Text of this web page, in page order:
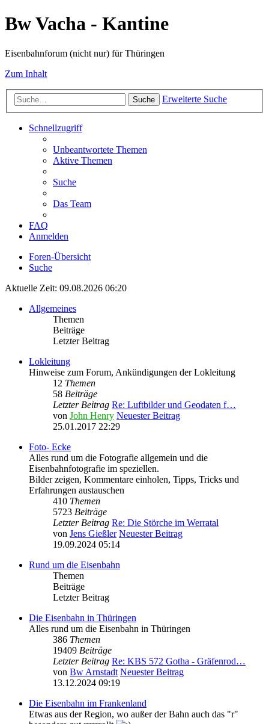
Bw Vacha - Kantine
Eisenbahnforum (nicht nur) für Thüringen
Zum Inhalt
Suche Erweiterte Suche
Schnellzugriff
Unbeantwortete Themen
Aktive Themen
Suche
Das Team
FAQ
Anmelden
Foren-Übersicht
Suche
Aktuelle Zeit: 09.08.2026 06:20
Allgemeines
Themen
Beiträge
Letzter Beitrag
Lokleitung
Hinweise zum Forum, Ankündigungen der Lokleitung
12 Themen
58 Beiträge
Letzter Beitrag Re: Luftbilder und Geodaten f…
von John Henry Neuester Beitrag
25.01.2017 22:29
Foto- Ecke
Alles rund um die Fotografie allgemein und die
Eisenbahnfotografie im speziellen.
Bilder zeigen, Kommentare einholen, Tipps, Tricks und
Erfahrungen austauschen
410 Themen
5723 Beiträge
Letzter Beitrag Re: Die Störche im Werratal
von Jens Gießler Neuester Beitrag
19.09.2024 05:14
Rund um die Eisenbahn
Themen
Beiträge
Letzter Beitrag
Die Eisenbahn in Thüringen
Alles rund um die Eisenbahn in Thüringen
386 Themen
19409 Beiträge
Letzter Beitrag Re: KBS 572 Gotha - Gräfenrod…
von Bw Arnstadt Neuester Beitrag
13.12.2024 09:19
Die Eisenbahn im Frankenland
Etwas aus der Region, wo außer der Bahn auch das "r"